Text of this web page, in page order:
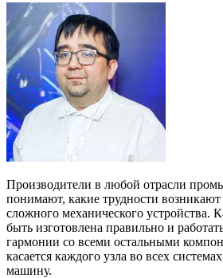
Производители в любой отрасли
понимают, какие трудности
сложного механического устройства.
быть изготовлена правильно и
гармонии со всеми остальными
касается каждого узла во всех
машину.